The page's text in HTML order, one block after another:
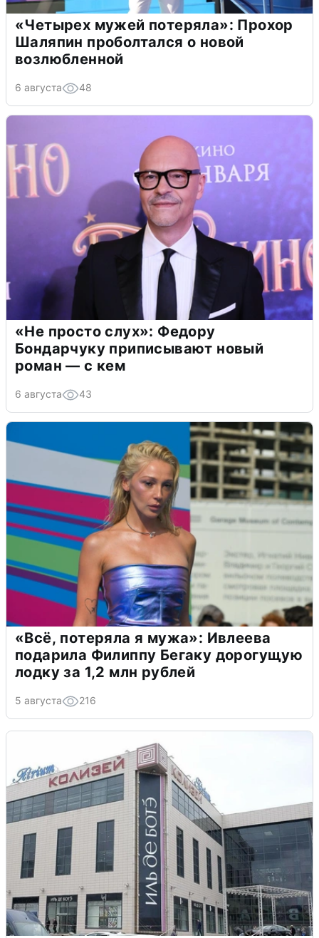
«Четырех мужей потеряла»: Прохор
Шаляпин проболтался о новой
возлюбленной
6 августа 48
«Не просто слух»: Федору
Бондарчуку приписывают новый
роман — с кем
6 августа 43
«Всё, потеряла я мужа»: Ивлеева
подарила Филиппу Бегаку дорогущую
лодку за 1,2 млн рублей
5 августа 216